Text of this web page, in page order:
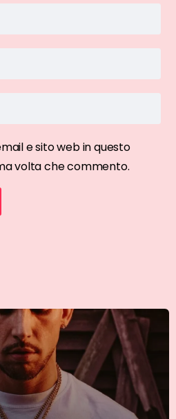
e sito web in questo
volta che commento.